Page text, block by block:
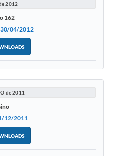
2012
162
04/2012
de 2011
12/2011